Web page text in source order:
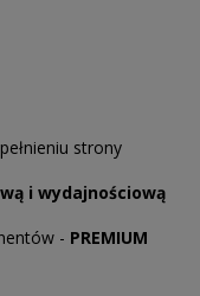
toner
strony
i wydajnościową
- PREMIUM